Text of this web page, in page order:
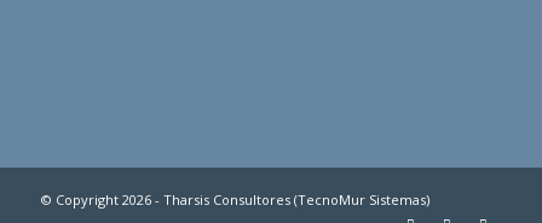
© Copyright 2026 - Tharsis Consultores (TecnoMur Sistemas)